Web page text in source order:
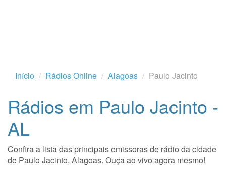
Início Rádios Online Alagoas Paulo Jacinto
Rádios em Paulo Jacinto -
AL
Confira a lista das principais emissoras de rádio da cidade
de Paulo Jacinto, Alagoas. Ouça ao vivo agora mesmo!